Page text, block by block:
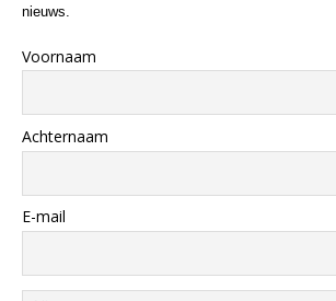
nieuws.
Voornaam
Achternaam
E-mail